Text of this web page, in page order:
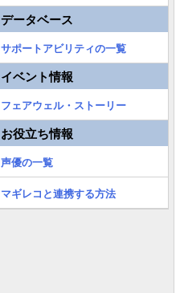
データベース
サポートアビリティの一覧
イベント情報
フェアウェル・ストーリー
お役立ち情報
声優の一覧
マギレコと連携する方法